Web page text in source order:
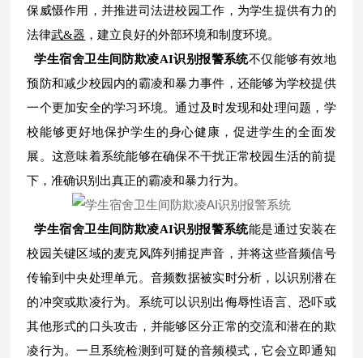
保威慑作用，并推进司法进校园工作，为学生提供有力的
法律武&器 ，建立良好的外部环境和制度环境。
学生宿舍卫生间防欺凌AI识别报警系统不仅能够有效地
预防和减少校园内的霸凌和暴力事件，还能够为学校提供
一个更加安全的学习环境。通过及时发现和处理问题，学
校能够更好地保护学生的身心健康，促进学生的全面发
展。这意味着系统能够在确保不干扰正常校园生活的前提
下，准确识别出真正的霸凌和暴力行为。
学生宿舍卫生间防欺凌AI识别报警系统能是通过安装在
校园关键区域的麦克风阵列捕捉声音，并将这些音频信号
传输到中央处理单元。音频数据被实时分析，以识别潜在
的冲突或欺凌行为。系统可以识别出侮辱性语言、恐吓或
其他形式的口头攻击，并能够区分正常的交流和潜在的欺
凌行为。一旦系统检测到可疑的音频模式，它会立即通知